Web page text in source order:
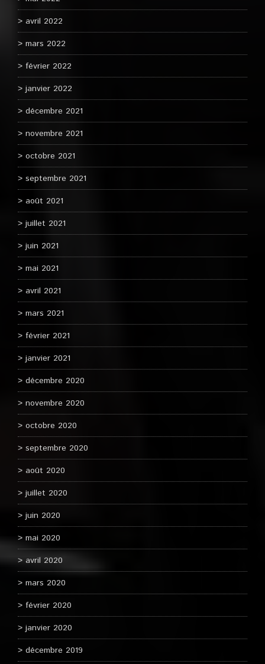
avril 2022
mars 2022
février 2022
janvier 2022
décembre 2021
novembre 2021
octobre 2021
septembre 2021
août 2021
juillet 2021
juin 2021
mai 2021
avril 2021
mars 2021
février 2021
janvier 2021
décembre 2020
novembre 2020
octobre 2020
septembre 2020
août 2020
juillet 2020
juin 2020
mai 2020
avril 2020
mars 2020
février 2020
janvier 2020
décembre 2019